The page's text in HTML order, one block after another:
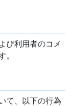
び利用者のコメ
。
て、以下の行為